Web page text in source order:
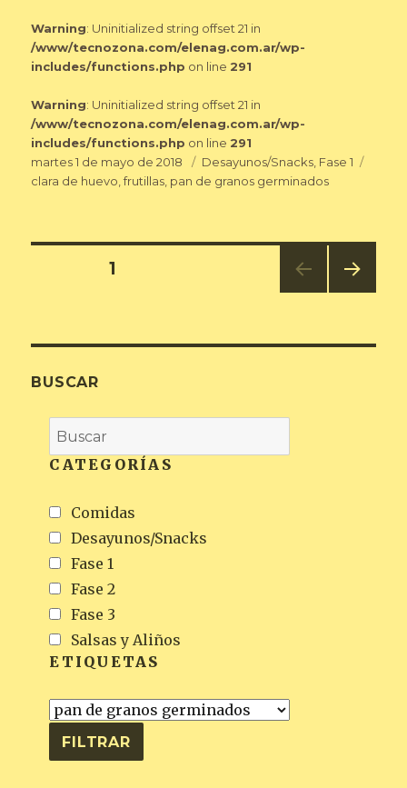
Warning: Uninitialized string offset 21 in
/www/tecnozona.com/elenag.com.ar/wp-
includes/functions.php on line 291
Warning: Uninitialized string offset 21 in
/www/tecnozona.com/elenag.com.ar/wp-
includes/functions.php on line 291
Publicado
el
martes 1 de mayo de 2018 Categorías
Desayunos/Snacks, Fase 1
clara de huevo,frutillas, pan de granos germinados
Navegación
entradas
PÁGINA1
NA
BUSCAR
CATEGORÍAS
Comidas
Desayunos/Snacks
Fase 1
Fase 2
Fase 3
Salsas y Aliños
ETIQUETAS